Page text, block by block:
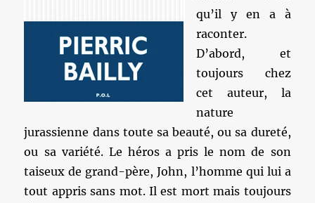
qu’il y en a à
raconter.
D’abord, et
toujours chez
cet auteur, la
nature
jurassienne dans toute sa beauté, ou sa dureté,
ou sa variété. Le héros a pris le nom de son
taiseux de grand-père, John, l’homme qui lui a
tout appris sans mot. Il est mort mais toujours